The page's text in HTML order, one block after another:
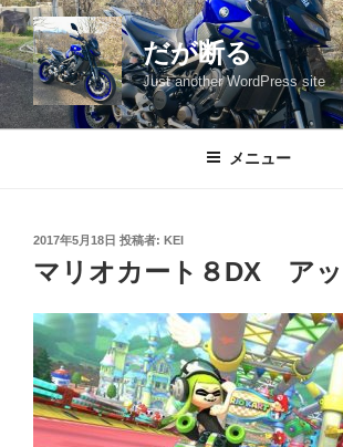
コ
ン
テ
ン
ツ
だが断る
Just another WordPress site
メニュー
投
日:
2017年5月18日 投稿者: KEI
マリオカート８DX アッ